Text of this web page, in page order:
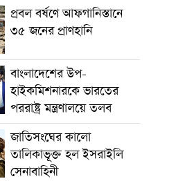
প্রবল বর্ষণে আফগানিস্তানে
৩৫ জনের প্রাণহানি
বাংলাদেশের উপ-
হাইকমিশনারকে ভারতের
পররাষ্ট্র মন্ত্রণালয়ে তলব
জাতিসংঘের কালো
তালিকাভূক্ত হল ইসরাইলি
সেনাবাহিনী